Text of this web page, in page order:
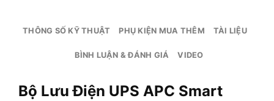
THÔNG SỐ KỸ THUẬT PHỤ KIỆN MUA THÊM TÀI LIỆU
BÌNH LUẬN & ĐÁNH GIÁ VIDEO
Bộ Lưu Điện UPS APC Smart